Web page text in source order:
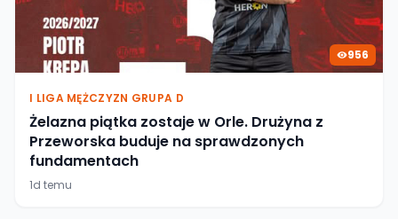
956
I LIGA MĘŻCZYZN GRUPA D
Żelazna piątka zostaje w Orle. Drużyna z
Przeworska buduje na sprawdzonych
fundamentach
1d temu